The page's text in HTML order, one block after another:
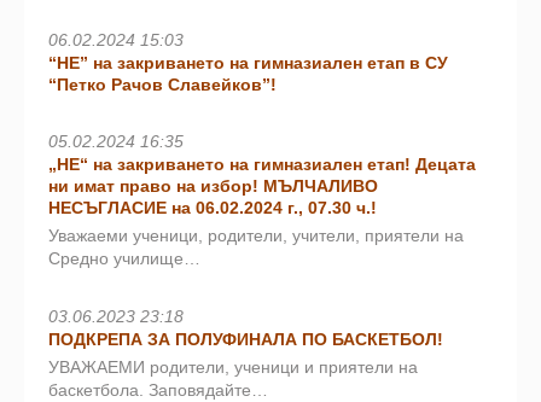
06.02.2024 15:03
“НЕ” на закриването на гимназиален етап в СУ
“Петко Рачов Славейков”!
05.02.2024 16:35
„НЕ“ на закриването на гимназиален етап! Децата
ни имат право на избор! МЪЛЧАЛИВО
НЕСЪГЛАСИЕ на 06.02.2024 г., 07.30 ч.!
Уважаеми ученици, родители, учители, приятели на
Средно училище…
03.06.2023 23:18
ПОДКРЕПА ЗА ПОЛУФИНАЛА ПО БАСКЕТБОЛ!
УВАЖАЕМИ родители, ученици и приятели на
баскетбола. Заповядайте…